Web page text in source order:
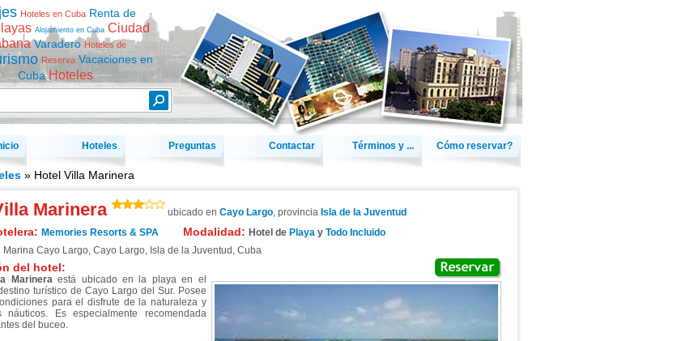
Hoteles en Cuba Renta de
Alojamiento en Cuba Ciudad
Varadero Hoteles de
Reserva Vacaciones en
Cuba Hoteles
Hoteles Preguntas Contactar Términos y ... Cómo reservar?
» Hotel Villa Marinera
Marinera ubicado en Cayo Largo, provincia Isla de la Juventud
Memories Resorts & SPA Modalidad: Hotel de Playay Todo Incluido
Marina Cayo Largo, Cayo Largo, Isla de la Juventud , Cuba
del hotel:
Marineraestá ubicado en la playa en el
turístico de Cayo Largo del Sur. Posee
para el disfrute de la naturaleza y
náuticos. Es especialmente recomendada
del buceo.